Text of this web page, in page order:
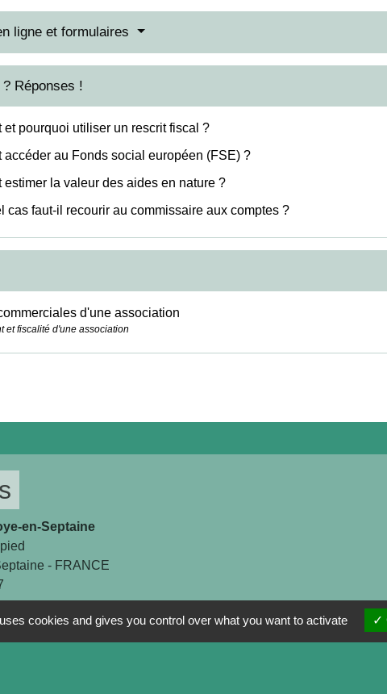
ligne et formulaires
Réponses !
et pourquoi utiliser un rescrit fiscal ?
accéder au Fonds social européen (FSE) ?
estimer la valeur des aides en nature ?
cas faut-il recourir au commissaire aux comptes ?
d'une association
et fiscalité d'une association
en-Septaine
- FRANCE
cookies and gives you control over what you want to activate